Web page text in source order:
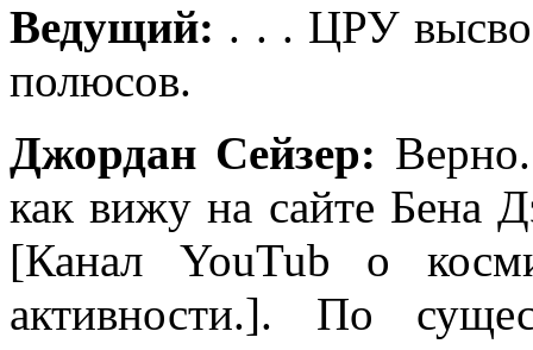
Ведущий: . . . ЦРУ
полюсов.
Джордан Сейзер:
как вижу на сайте Бена
[Канал YouTub о
активности.]. По